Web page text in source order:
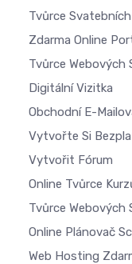
Tvůrce
Zdarma Online
Tvůrce Webových
Digitální Vizitka
Obchodní E-
Vytvořte Si
Vytvořit Fórum
Online Tvůrce
Tvůrce Webových
Online Plánovač
Web Hosting